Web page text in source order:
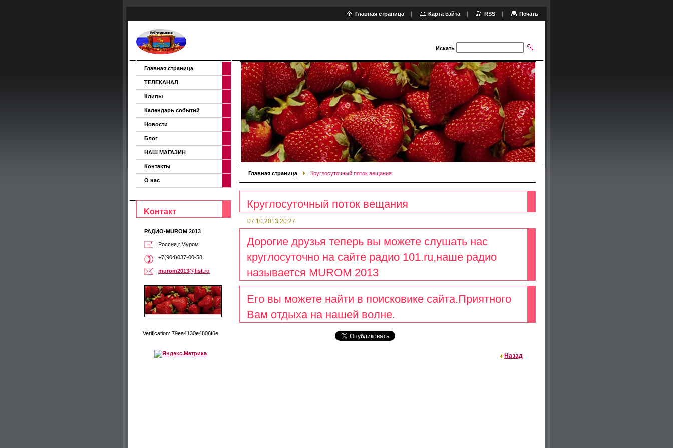
Искать
Главная страница Круглосуточный поток вещания
Круглосуточный поток вещания
07.10.2013 20:27
Дорогие друзья теперь вы можете слушать нас
круглосуточно на сайте радио 101.ru,наше радио
называется MUROM 2013
Его вы можете найти в поисковике сайта.Приятного
Вам отдыха на нашей волне.
Назад
Главная страница
ТЕЛЕКАНАЛ
Клипы
Календарь событий
Новости
Блог
НАШ МАГАЗИН
Контакты
О нас
Koнтакт
РАДИО-MUROM 2013
Россия,г.Муром
+7(904)037-00-58
murom2013@list.ru
Verification: 79ea4130e4806f6e
Главная страница Карта сайта RSS Печать